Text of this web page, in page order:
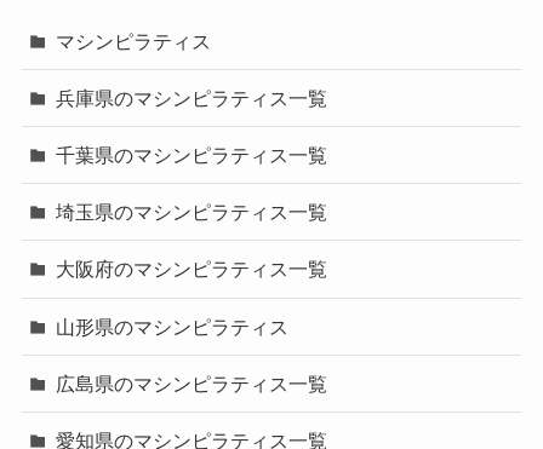
マシンピラティス
兵庫県のマシンピラティス一覧
千葉県のマシンピラティス一覧
埼玉県のマシンピラティス一覧
大阪府のマシンピラティス一覧
山形県のマシンピラティス
広島県のマシンピラティス一覧
愛知県のマシンピラティス一覧